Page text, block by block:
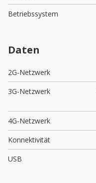
Betriebssystem
Daten
2G-Netzwerk
3G-Netzwerk
4G-Netzwerk
Konnektivität
USB